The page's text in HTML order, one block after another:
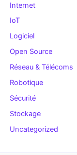
Internet
IoT
Logiciel
Open Source
Réseau & Télécoms
Robotique
Sécurité
Stockage
Uncategorized